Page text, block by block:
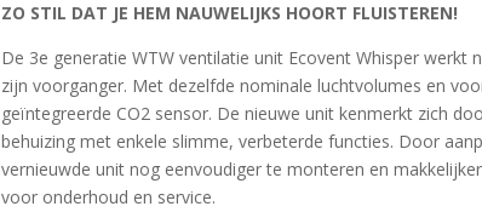
ZO STIL DAT JE HEM NAUWELIJKS HOORT FLUISTEREN!
De 3e generatie WTW ventilatie unit Ecovent Whisper werkt
zijn voorganger. Met dezelfde nominale luchtvolumes en
geïntegreerde CO2 sensor. De nieuwe unit kenmerkt zich
behuizing met enkele slimme, verbeterde functies. Door
vernieuwde unit nog eenvoudiger te monteren en
voor onderhoud en service.